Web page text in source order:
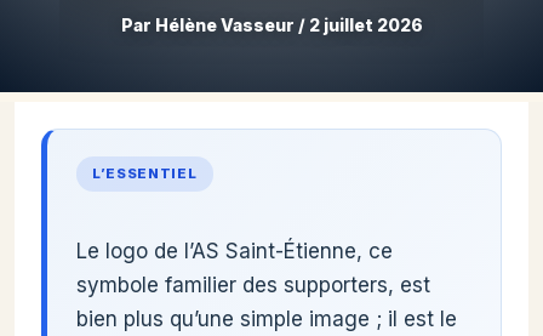
Par Hélène Vasseur / 2 juillet 2026
L’ESSENTIEL
Le logo de l’AS Saint-Étienne, ce
symbole familier des supporters, est
bien plus qu’une simple image ; il est le